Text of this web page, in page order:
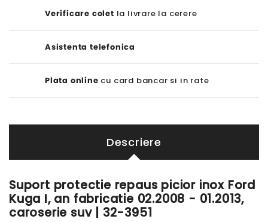
Verificare colet la livrare la cerere
Asistenta telefonica
Plata online cu card bancar si in rate
Descriere
Suport protectie repaus picior inox Ford
Kuga I, an fabricatie 02.2008 - 01.2013,
caroserie suv | 32-3951